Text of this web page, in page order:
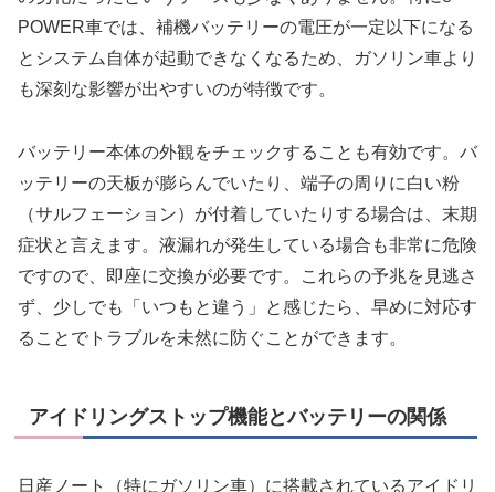
POWER車では、補機バッテリーの電圧が一定以下になる
とシステム自体が起動できなくなるため、ガソリン車より
も深刻な影響が出やすいのが特徴です。
バッテリー本体の外観をチェックすることも有効です。バ
ッテリーの天板が膨らんでいたり、端子の周りに白い粉
（サルフェーション）が付着していたりする場合は、末期
症状と言えます。液漏れが発生している場合も非常に危険
ですので、即座に交換が必要です。これらの予兆を見逃さ
ず、少しでも「いつもと違う」と感じたら、早めに対応す
ることでトラブルを未然に防ぐことができます。
アイドリングストップ機能とバッテリーの関係
日産ノート（特にガソリン車）に搭載されているアイドリ